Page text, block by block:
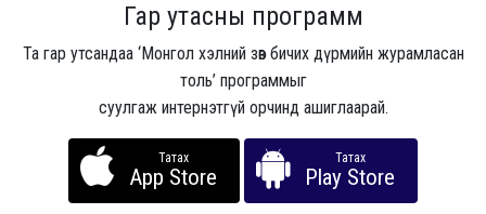
Гар утасны программ
Та гар утсандаа ‘Монгол хэлний зөв бичих дүрмийн журамласан
толь’ программыг
суулгаж интернэтгүй орчинд ашиглаарай.
Татах
App Store
Татах
Play Store